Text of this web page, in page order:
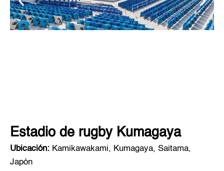
Estadio de rugby Kumagaya
Ubicación: Kamikawakami, Kumagaya, Saitama,
Japón